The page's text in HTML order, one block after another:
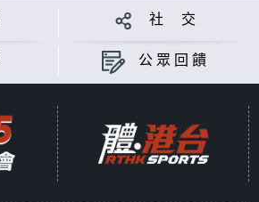
社 交
公眾回饋